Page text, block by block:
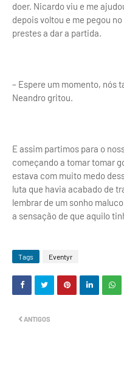
doer. Nicardo viu e me
depois voltou e me pegou
prestes a dar a partida.
– Espere um momento, nós
Neandro gritou.
E assim partimos para o
começando a tomar tomar
estava com muito medo
luta que havia acabado de
lembrar de um sonho
a sensação de que aquilo
Tags Eventyr
ANTIGOS